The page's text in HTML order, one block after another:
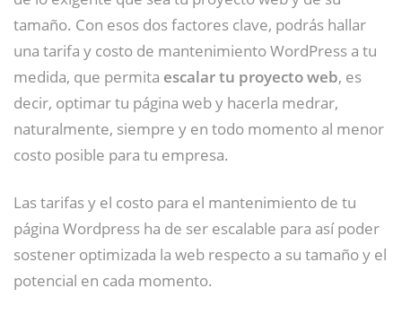
tamaño. Con esos dos factores clave, podrás hallar
una tarifa y costo de mantenimiento WordPress a tu
medida, que permita escalar tu proyecto web, es
decir, optimar tu página web y hacerla medrar,
naturalmente, siempre y en todo momento al menor
costo posible para tu empresa.
Las tarifas y el costo para el mantenimiento de tu
página Wordpress ha de ser escalable para así poder
sostener optimizada la web respecto a su tamaño y el
potencial en cada momento.